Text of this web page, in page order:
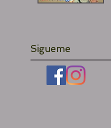
Sigueme